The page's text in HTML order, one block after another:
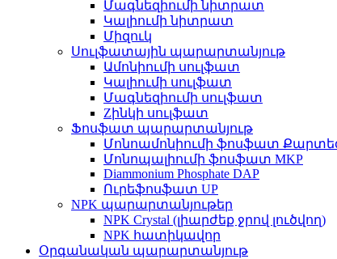
Մագնեզիումի նիտրատ
Կալիումի նիտրատ
Միզուկ
Սուլֆատային պարարտանյութ
Ամոնիումի սուլֆատ
Կալիումի սուլֆատ
Մագնեզիումի սուլֆատ
Zինկի սուլֆատ
Ֆոսֆատ պարարտանյութ
Մոնոամոնիումի ֆոսֆատ
Մոնոպալիումի ֆոսֆատ MKP
Diammonium Phosphate DAP
Ուրեֆոսֆատ UP
NPK պարարտանյութեր
NPK Crystal (լիարժեք ջրով լուծվող)
NPK հատիկավոր
Օրգանական պարարտանյութ